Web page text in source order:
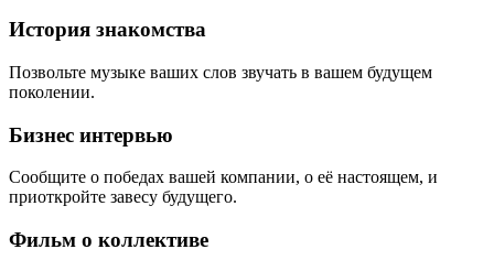
История знакомства
Позвольте музыке ваших слов звучать в вашем будущем
поколении.
Бизнес интервью
Сообщите о победах вашей компании, о её настоящем, и
приоткройте завесу будущего.
Фильм о коллективе